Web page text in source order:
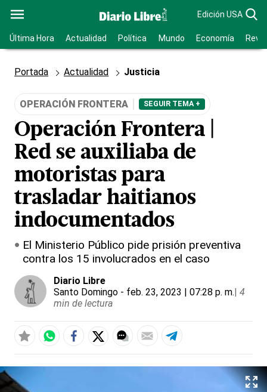
Edición USA
Última Hora Actualidad Política Mundo Economía
Portada Actualidad Justicia
OPERACIÓN FRONTERA SEGUIR TEMA +
Operación Frontera |
Red se auxiliaba de
motoristas para
trasladar haitianos
indocumentados
El Ministerio Público pide prisión preventiva
contra los 15 involucrados en el caso
Diario Libre
Santo Domingo - feb. 23, 2023 | 07:28 p. m.| 4
min de lectura